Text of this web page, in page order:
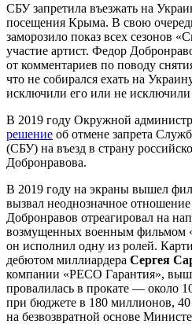
СБУ запретила въезжать на
посещения Крыма. В свою
заморозило показ всех сезонов
участие артист. Федор
от комментариев по поводу
что не собирался ехать на
исключили его или не исключили
В 2019 году Окружной
решение об отмене запрета
(СБУ) на въезд в страну
Добронравова.
В 2019 году на экраны вышел
вызвал неоднозначное
Добронравов отреагировал на
возмущенных военным фильмом
он исполнил одну из ролей.
дебютом миллиардера Сергея
компании «РЕСО Гарантия»,
провалилась в прокате — около
при бюджете в 180 миллионов,
на безвозвратной основе